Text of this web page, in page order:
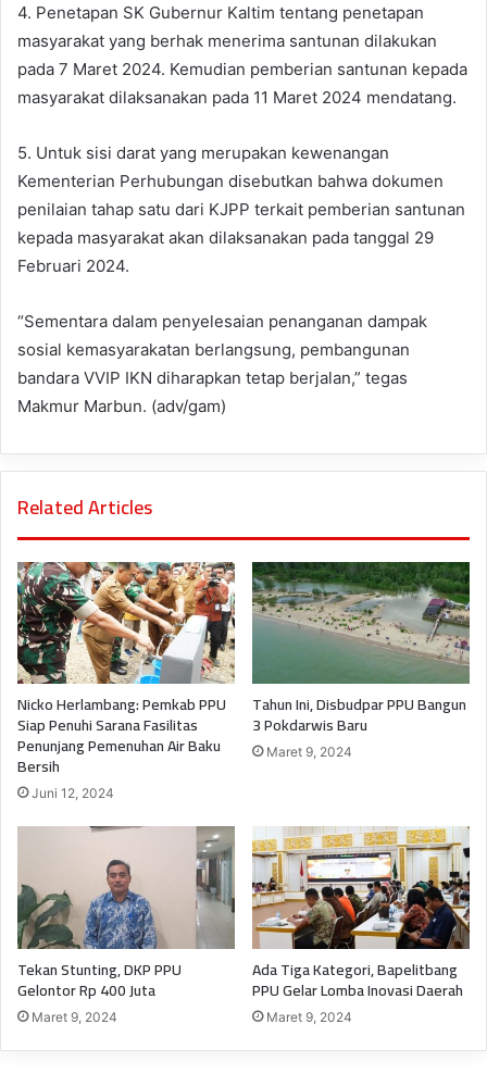
4. Penetapan SK Gubernur Kaltim tentang penetapan
masyarakat yang berhak menerima santunan dilakukan
pada 7 Maret 2024. Kemudian pemberian santunan kepada
masyarakat dilaksanakan pada 11 Maret 2024 mendatang.
5. Untuk sisi darat yang merupakan kewenangan
Kementerian Perhubungan disebutkan bahwa dokumen
penilaian tahap satu dari KJPP terkait pemberian santunan
kepada masyarakat akan dilaksanakan pada tanggal 29
Februari 2024.
“Sementara dalam penyelesaian penanganan dampak
sosial kemasyarakatan berlangsung, pembangunan
bandara VVIP IKN diharapkan tetap berjalan,” tegas
Makmur Marbun. (adv/gam)
Related Articles
Nicko Herlambang: Pemkab PPU
Siap Penuhi Sarana Fasilitas
Penunjang Pemenuhan Air Baku
Bersih
Juni 12, 2024
Tahun Ini, Disbudpar PPU Bangun
3 Pokdarwis Baru
Maret 9, 2024
Tekan Stunting, DKP PPU
Gelontor Rp 400 Juta
Maret 9, 2024
Ada Tiga Kategori, Bapelitbang
PPU Gelar Lomba Inovasi Daerah
Maret 9, 2024